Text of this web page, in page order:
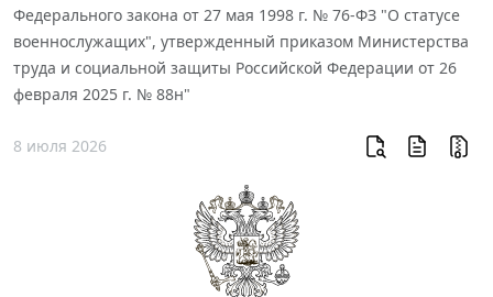
Федерального закона от 27 мая 1998 г. № 76-ФЗ "О статусе
военнослужащих", утвержденный приказом Министерства
труда и социальной защиты Российской Федерации от 26
февраля 2025 г. № 88н"
8 июля 2026